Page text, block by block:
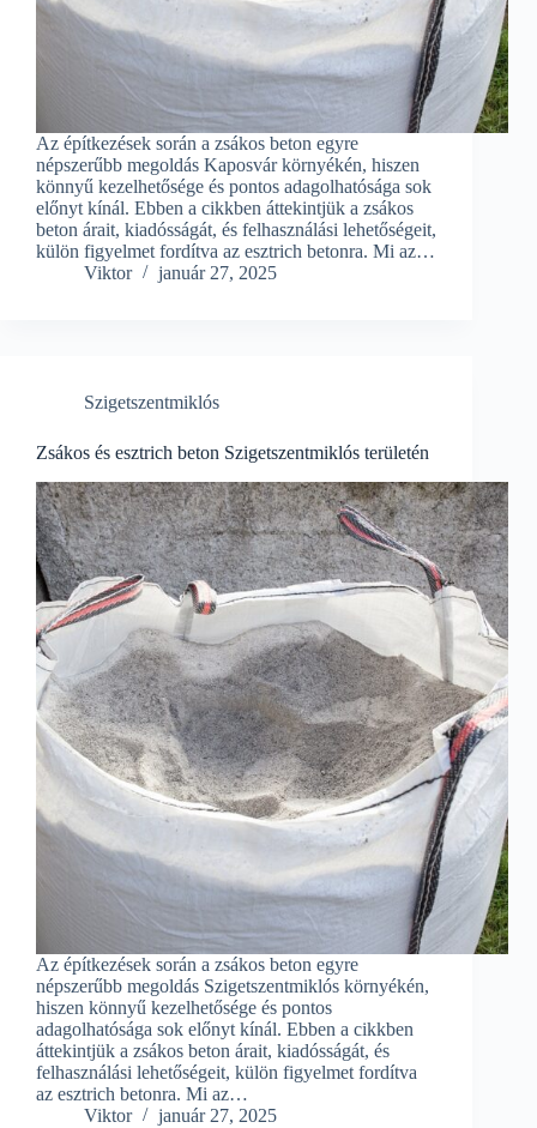
Az építkezések során a zsákos beton egyre
népszerűbb megoldás Kaposvár környékén, hiszen
könnyű kezelhetősége és pontos adagolhatósága sok
előnyt kínál. Ebben a cikkben áttekintjük a zsákos
beton árait, kiadósságát, és felhasználási lehetőségeit,
külön figyelmet fordítva az esztrich betonra. Mi az…
Viktor
január 27, 2025
Szigetszentmiklós
Zsákos és esztrich beton Szigetszentmiklós területén
Az építkezések során a zsákos beton egyre
népszerűbb megoldás Szigetszentmiklós környékén,
hiszen könnyű kezelhetősége és pontos
adagolhatósága sok előnyt kínál. Ebben a cikkben
áttekintjük a zsákos beton árait, kiadósságát, és
felhasználási lehetőségeit, külön figyelmet fordítva
az esztrich betonra. Mi az…
Viktor
január 27, 2025